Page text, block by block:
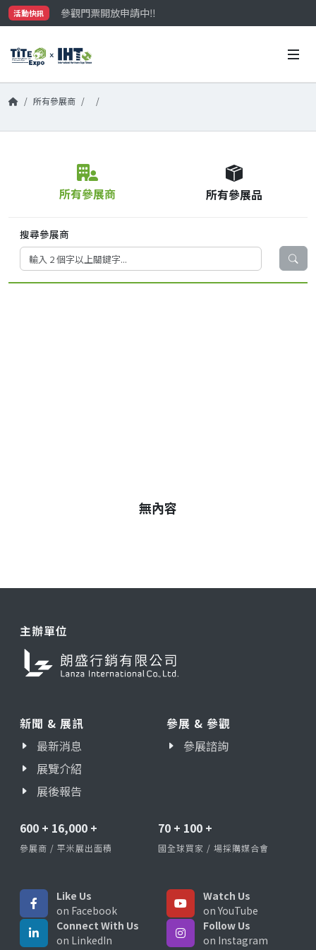
活動快訊
參觀門票開放申請中‼️
最大規模台灣五金展TiTE x IHT，2026/10/20-22與您在
所有參展商
所有參展商 所有參展品
搜尋參展商
無內容
主辦單位
新聞 & 展訊
最新消息
展覽介紹
展後報告
參展 & 參觀
參展諮詢
600 + 16,000 +
參展商 / 平米展出面積
70 + 100 +
國全球買家 / 場採購媒合會
Like Us
on Facebook
Watch Us
on YouTube
Connect With Us
on LinkedIn
Follow Us
on Instagram